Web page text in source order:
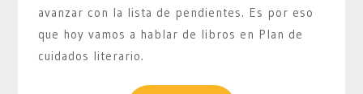
avanzar con la lista de pendientes. Es por eso
que hoy vamos a hablar de libros en Plan de
cuidados literario.